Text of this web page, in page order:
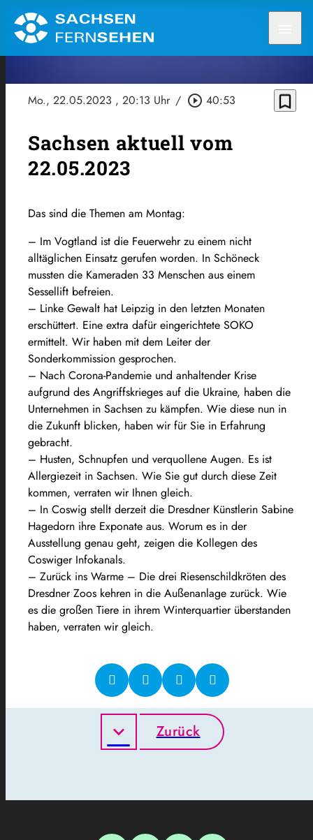
Mo., 22.05.2023 , 20:13 Uhr / play_circle_outline 40:53 bookmark_border
Sachsen aktuell vom
22.05.2023
Das sind die Themen am Montag:
– Im Vogtland ist die Feuerwehr zu einem nicht
alltäglichen Einsatz gerufen worden. In Schöneck
mussten die Kameraden 33 Menschen aus einem
Sessellift befreien.
– Linke Gewalt hat Leipzig in den letzten Monaten
erschüttert. Eine extra dafür eingerichtete SOKO
ermittelt. Wir haben mit dem Leiter der
Sonderkommission gesprochen.
– Nach Corona-Pandemie und anhaltender Krise
aufgrund des Angriffskrieges auf die Ukraine, haben die
Unternehmen in Sachsen zu kämpfen. Wie diese nun in
die Zukunft blicken, haben wir für Sie in Erfahrung
gebracht.
– Husten, Schnupfen und verquollene Augen. Es ist
Allergiezeit in Sachsen. Wie Sie gut durch diese Zeit
kommen, verraten wir Ihnen gleich.
– In Coswig stellt derzeit die Dresdner Künstlerin Sabine
Hagedorn ihre Exponate aus. Worum es in der
Ausstellung genau geht, zeigen die Kollegen des
Coswiger Infokanals.
– Zurück ins Warme – Die drei Riesenschildkröten des
Dresdner Zoos kehren in die Außenanlage zurück. Wie
es die großen Tiere in ihrem Winterquartier überstanden
haben, verraten wir gleich.
Zurück